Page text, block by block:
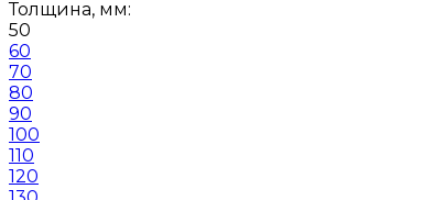
Толщина, мм:
50
60
70
80
90
100
110
120